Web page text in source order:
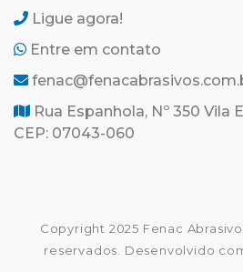
Ligue agora!
Entre em contato
Rua Espanhola, Nº 350 Vila
CEP: 07043-060
Copyright 2025 Fenac
reservados. Desenvolvido